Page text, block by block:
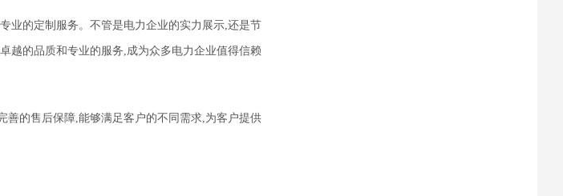
业的定制服务。 不管是电力企业的实力展示,还是节
越的品质和专业的服务,成为众多电力企业值得信赖
善的售后保障,能够满足客户的不同需求,为客户提供